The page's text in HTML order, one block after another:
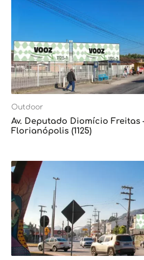
Outdoor
Av. Deputado Diomício Freitas
Florianópolis (1125)